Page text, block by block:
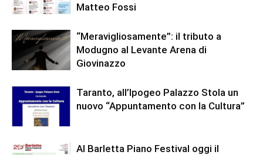
Matteo Fossi
“Meravigliosamente”: il tributo a
Modugno al Levante Arena di
Giovinazzo
Taranto, all’Ipogeo Palazzo Stola un
nuovo “Appuntamento con la Cultura”
Al Barletta Piano Festival oggi il